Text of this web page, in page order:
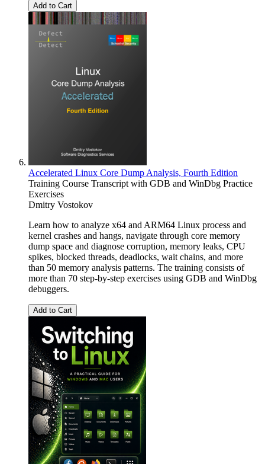
Add to Cart
Accelerated Linux Core Dump Analysis, Fourth Edition
Training Course Transcript with GDB and WinDbg Practice
Exercises
Dmitry Vostokov
Learn how to analyze x64 and ARM64 Linux process and
kernel crashes and hangs, navigate through core memory
dump space and diagnose corruption, memory leaks, CPU
spikes, blocked threads, deadlocks, wait chains, and more
than 50 memory analysis patterns. The training consists of
more than 70 step-by-step exercises using GDB and WinDbg
debuggers.
Add to Cart